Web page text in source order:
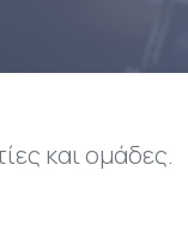
και ομάδες.